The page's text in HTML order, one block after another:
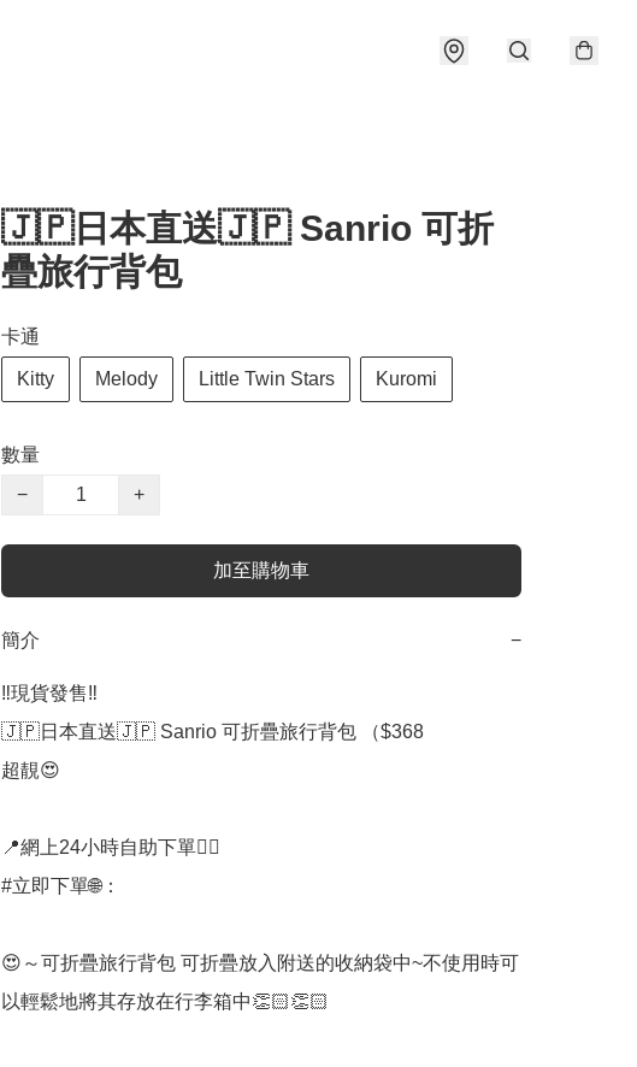
🇯🇵日本直送🇯🇵 Sanrio 可折
疊旅行背包
卡通
Kitty Melody Little Twin Stars Kuromi
數量
−
+
加至購物車
簡介 −
‼️現貨發售‼️
🇯🇵日本直送🇯🇵 Sanrio 可折疊旅行背包 （$368
超靚😍
📍網上24小時自助下單👍🏻
#立即下單🌐：
😍～可折疊旅行背包 可折疊放入附送的收納袋中~不使用時可
以輕鬆地將其存放在行李箱中👏🏻👏🏻